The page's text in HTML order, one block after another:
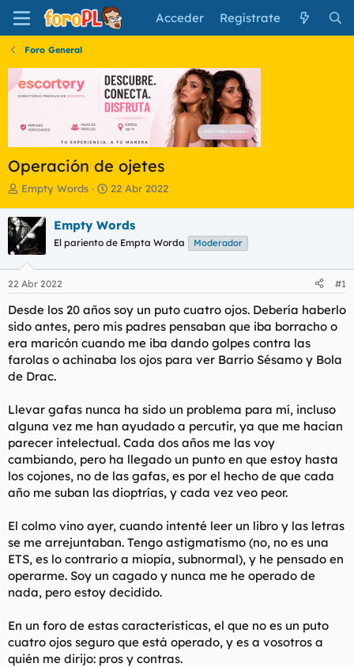
Acceder Regístrate
Foro General
Operación de ojetes
I
i
c
i
a
d
o
d
e
l
t
e
Empty Words
F
h
a
e
i
c
i
o
22 Abr 2022
Empty Words
El pariento de Empta Worda Moderador
22 Abr 2022 #1
Desde los 20 años soy un puto cuatro ojos. Debería haberlo
sido antes, pero mis padres pensaban que iba borracho o
era maricón cuando me iba dando golpes contra las
farolas o achinaba los ojos para ver Barrio Sésamo y Bola
de Drac.
Llevar gafas nunca ha sido un problema para mí, incluso
alguna vez me han ayudado a percutir, ya que me hacían
parecer intelectual. Cada dos años me las voy
cambiando, pero ha llegado un punto en que estoy hasta
los cojones, no de las gafas, es por el hecho de que cada
año me suban las dioptrías, y cada vez veo peor.
El colmo vino ayer, cuando intenté leer un libro y las letras
se me arrejuntaban. Tengo astigmatismo (no, no es una
ETS, es lo contrario a miopía, subnormal), y he pensado en
operarme. Soy un cagado y nunca me he operado de
nada, pero estoy decidido.
En un foro de estas características, el que no es un puto
cuatro ojos seguro que está operado, y es a vosotros a
quién me dirijo: pros y contras.